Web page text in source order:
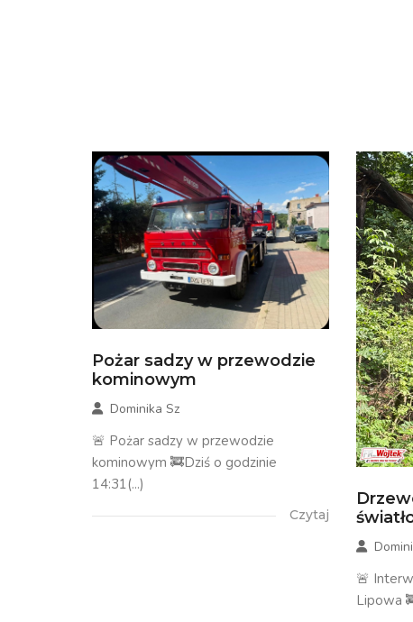
Pożar sadzy w przewodzie
kominowym
Dominika Sz
🚨 Pożar sadzy w przewodzie
kominowym 🚒Dziś o godzinie
14:31(...)
Czytaj
🚨
Lipowa